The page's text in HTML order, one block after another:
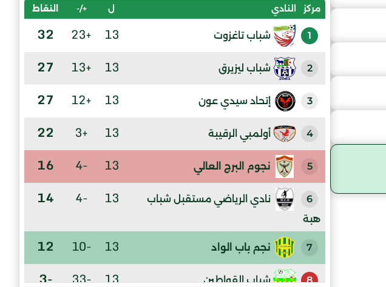
مركز النادي ل +/- النقاط
1 شباب تاغزوت 13
+23
32
2 شباب ليزيرق 13
+13
27
3 إتحاد سيدي عون 13
+12
27
4 أولمبي الرقيبة 13
+3
22
5 نجوم البرج العالي 13
-4
16
6
نادي الرياضي مستقبل شباب
هبة
13
-4
14
7 نجم باب الواد 13
-10
12
8 شباب القواطين 13
-33
-3